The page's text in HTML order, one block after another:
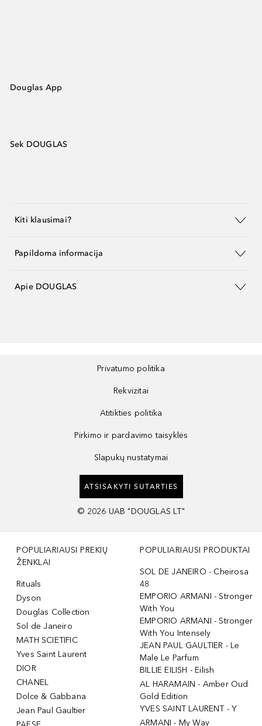
Douglas App
Sek DOUGLAS
Kiti klausimai?
Papildoma informacija
Apie DOUGLAS
Privatumo politika
Rekvizitai
Atitikties politika
Pirkimo ir pardavimo taisyklės
Slapukų nustatymai
ATSISAKYTI SUTARTIES
© 2026 UAB "DOUGLAS LT"
POPULIARIAUSI PREKIŲ
ŽENKLAI
Rituals
Dyson
Douglas Collection
Sol de Janeiro
MATH SCIETIFIC
Yves Saint Laurent
DIOR
CHANEL
Dolce & Gabbana
Jean Paul Gaultier
POPULIARIAUSI PRODUKTAI
SOL DE JANEIRO - Cheirosa
48
EMPORIO ARMANI - Stronger
With You
EMPORIO ARMANI - Stronger
With You Intensely
JEAN PAUL GAULTIER - Le
Male Le Parfum
BILLIE EILISH - Eilish
AL HARAMAIN - Amber Oud
Gold Edition
YVES SAINT LAURENT - Y
ARMANI - My Way